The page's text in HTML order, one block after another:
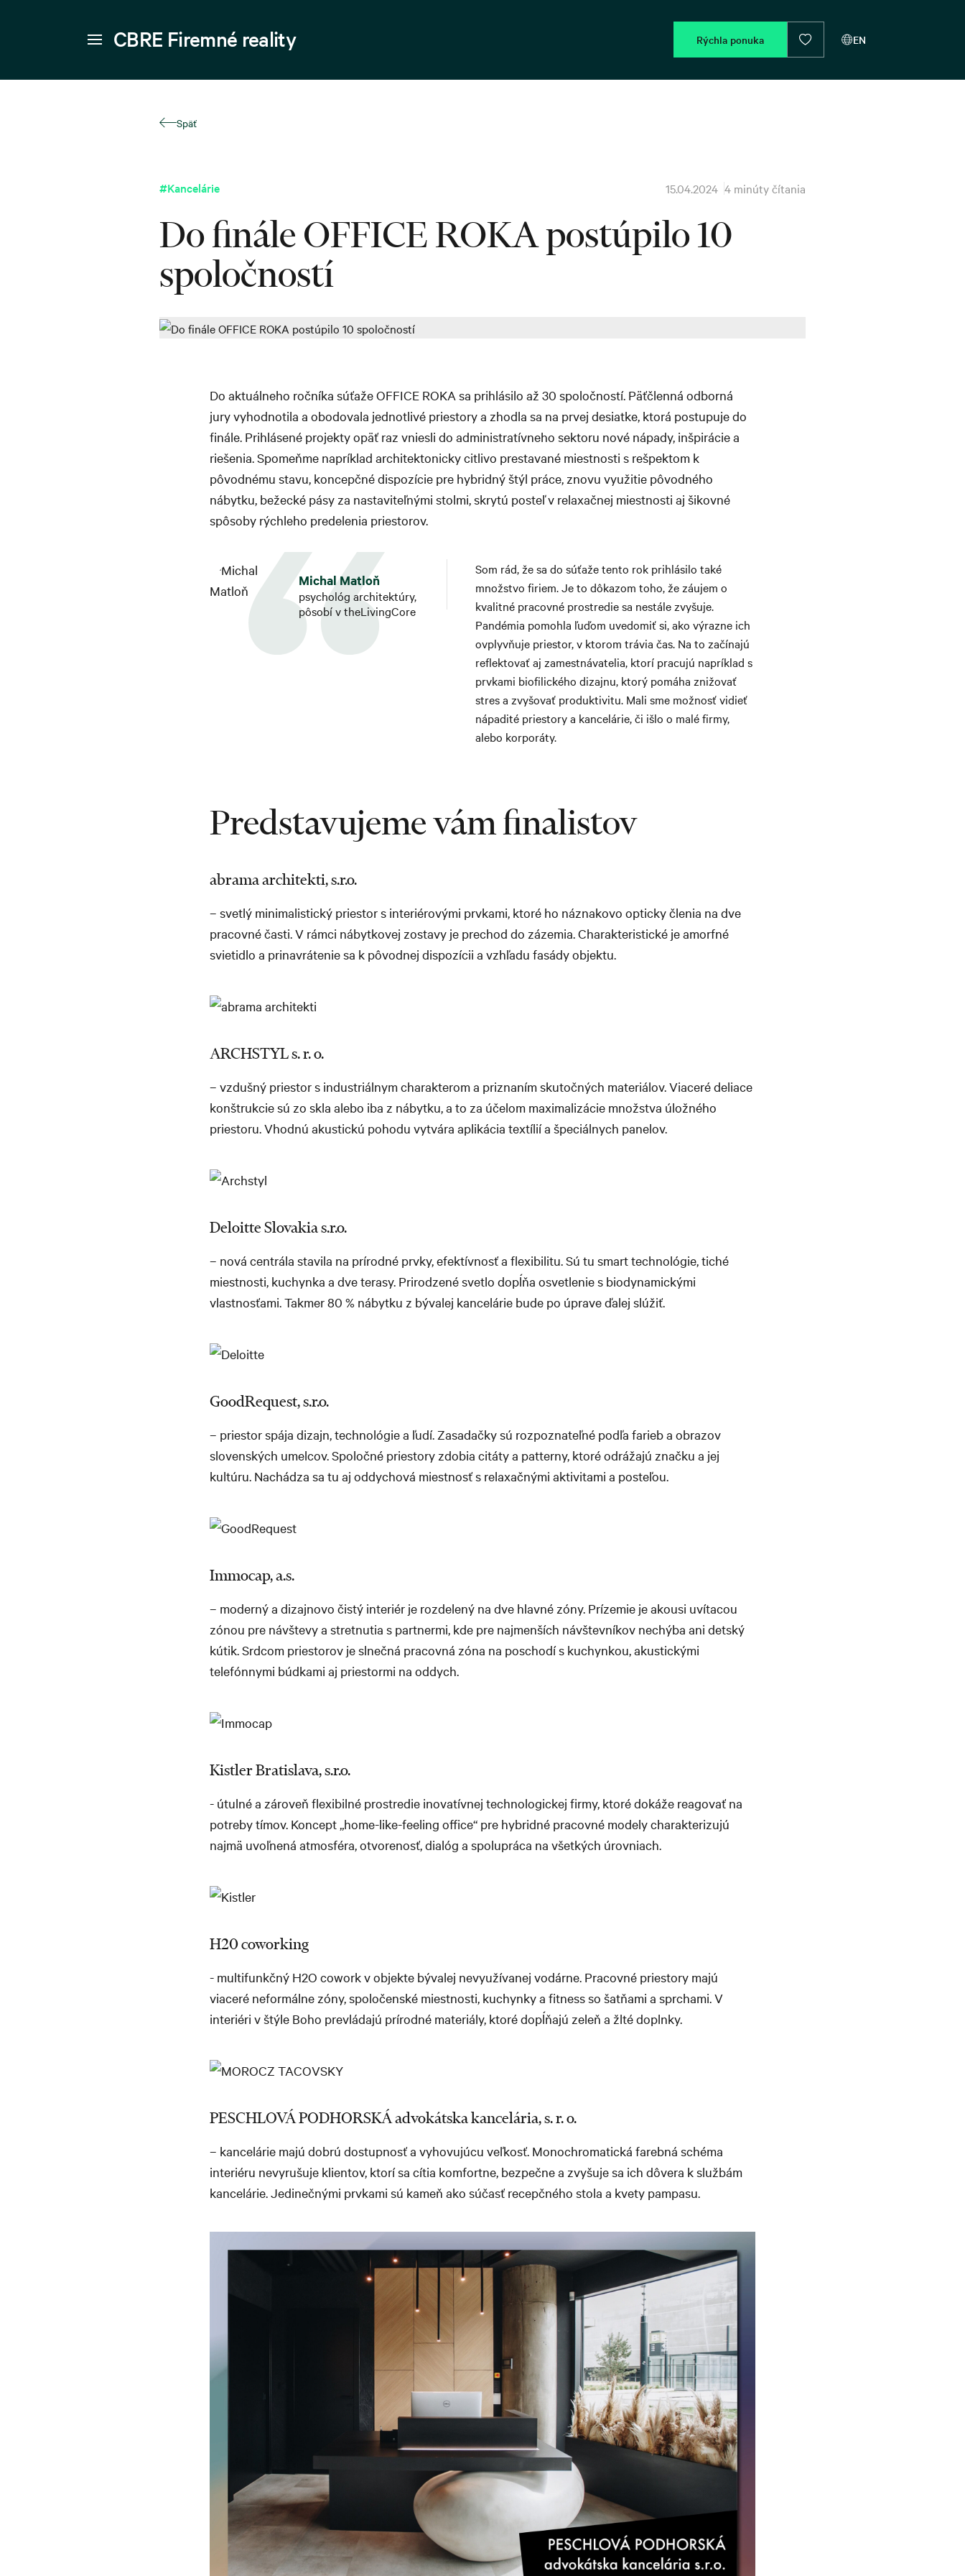
CBRE Firemné reality Rýchla ponuka EN
Späť
#Kancelárie 15.04.2024 4 minúty čítania
Do finále OFFICE ROKA postúpilo 10
spoločností
Do aktuálneho ročníka súťaže OFFICE ROKA sa prihlásilo až 30 spoločností. Päťčlenná odborná
jury vyhodnotila a obodovala jednotlivé priestory a zhodla sa na prvej desiatke, ktorá postupuje do
finále. Prihlásené projekty opäť raz vniesli do administratívneho sektoru nové nápady, inšpirácie a
riešenia. Spomeňme napríklad architektonicky citlivo prestavané miestnosti s rešpektom k
pôvodnému stavu, koncepčné dispozície pre hybridný štýl práce, znovu využitie pôvodného
nábytku, bežecké pásy za nastaviteľnými stolmi, skrytú posteľ v relaxačnej miestnosti aj šikovné
spôsoby rýchleho predelenia priestorov.
Michal Matloň
psychológ architektúry,
pôsobí v theLivingCore
Som rád, že sa do súťaže tento rok prihlásilo také
množstvo firiem. Je to dôkazom toho, že záujem o
kvalitné pracovné prostredie sa nestále zvyšuje.
Pandémia pomohla ľuďom uvedomiť si, ako výrazne ich
ovplyvňuje priestor, v ktorom trávia čas. Na to začínajú
reflektovať aj zamestnávatelia, ktorí pracujú napríklad s
prvkami biofilického dizajnu, ktorý pomáha znižovať
stres a zvyšovať produktivitu. Mali sme možnosť vidieť
nápadité priestory a kancelárie, či išlo o malé firmy,
alebo korporáty.
Predstavujeme vám finalistov
abrama architekti, s.r.o.
– svetlý minimalistický priestor s interiérovými prvkami, ktoré ho náznakovo opticky členia na dve
pracovné časti. V rámci nábytkovej zostavy je prechod do zázemia. Charakteristické je amorfné
svietidlo a prinavrátenie sa k pôvodnej dispozícii a vzhľadu fasády objektu.
ARCHSTYL s. r. o.
– vzdušný priestor s industriálnym charakterom a priznaním skutočných materiálov. Viaceré deliace
konštrukcie sú zo skla alebo iba z nábytku, a to za účelom maximalizácie množstva úložného
priestoru. Vhodnú akustickú pohodu vytvára aplikácia textílií a špeciálnych panelov.
Deloitte Slovakia s.r.o.
– nová centrála stavila na prírodné prvky, efektívnosť a flexibilitu. Sú tu smart technológie, tiché
miestnosti, kuchynka a dve terasy. Prirodzené svetlo dopĺňa osvetlenie s biodynamickými
vlastnosťami. Takmer 80 % nábytku z bývalej kancelárie bude po úprave ďalej slúžiť.
GoodRequest, s.r.o.
– priestor spája dizajn, technológie a ľudí. Zasadačky sú rozpoznateľné podľa farieb a obrazov
slovenských umelcov. Spoločné priestory zdobia citáty a patterny, ktoré odrážajú značku a jej
kultúru. Nachádza sa tu aj oddychová miestnosť s relaxačnými aktivitami a posteľou.
Immocap, a.s.
– moderný a dizajnovo čistý interiér je rozdelený na dve hlavné zóny. Prízemie je akousi uvítacou
zónou pre návštevy a stretnutia s partnermi, kde pre najmenších návštevníkov nechýba ani detský
kútik. Srdcom priestorov je slnečná pracovná zóna na poschodí s kuchynkou, akustickými
telefónnymi búdkami aj priestormi na oddych.
Kistler Bratislava, s.r.o.
- útulné a zároveň flexibilné prostredie inovatívnej technologickej firmy, ktoré dokáže reagovať na
potreby tímov. Koncept „home-like-feeling office“ pre hybridné pracovné modely charakterizujú
najmä uvoľnená atmosféra, otvorenosť, dialóg a spolupráca na všetkých úrovniach.
H20 coworking
- multifunkčný H2O cowork v objekte bývalej nevyužívanej vodárne. Pracovné priestory majú
viaceré neformálne zóny, spoločenské miestnosti, kuchynky a fitness so šatňami a sprchami. V
interiéri v štýle Boho prevládajú prírodné materiály, ktoré dopĺňajú zeleň a žlté doplnky.
PESCHLOVÁ PODHORSKÁ advokátska kancelária, s. r. o.
– kancelárie majú dobrú dostupnosť a vyhovujúcu veľkosť. Monochromatická farebná schéma
interiéru nevyrušuje klientov, ktorí sa cítia komfortne, bezpečne a zvyšuje sa ich dôvera k službám
kancelárie. Jedinečnými prvkami sú kameň ako súčasť recepčného stola a kvety pampasu.